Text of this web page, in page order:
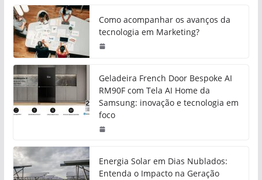
Como acompanhar os avanços da
tecnologia em Marketing?
Geladeira French Door Bespoke AI
RM90F com Tela AI Home da
Samsung: inovação e tecnologia em
foco
Energia Solar em Dias Nublados:
Entenda o Impacto na Geração